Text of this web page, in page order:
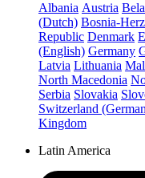
Albania Austria
(Dutch) Bosnia-
Republic Denmark
(English) Germany
Latvia Lithuania
North Macedonia
Serbia Slovakia
Switzerland
Kingdom
Latin America